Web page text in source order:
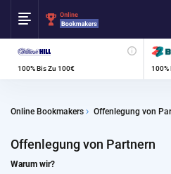
100% Bis Zu 100€ 100%
Online Bookmakers Offenlegung von
Offenlegung von Partnern
Warum wir?